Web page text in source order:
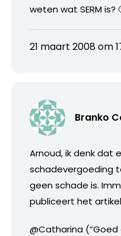
weten wat SERM is?
21 maart 2008 om
Branko
Arnoud, ik denk dat
schadevergoeding
geen schade is.
publiceert het
@Catharina